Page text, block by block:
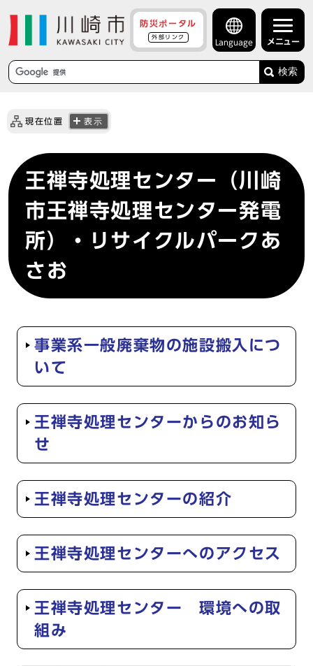
防災ポータル
外部リンク
Language メニュー
検索
現在位置 表示
王禅寺処理センター（川崎
市王禅寺処理センター発電
所）・リサイクルパークあ
さお
事業系一般廃棄物の施設搬入につ
いて
王禅寺処理センターからのお知ら
せ
王禅寺処理センターの紹介
王禅寺処理センターへのアクセス
王禅寺処理センター 環境への取
組み